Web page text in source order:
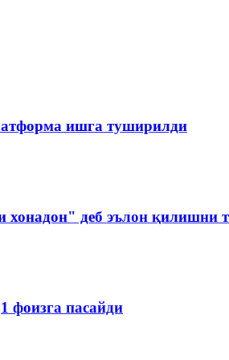
ишга туширилди
деб эълон қилишни
фоизга пасайди